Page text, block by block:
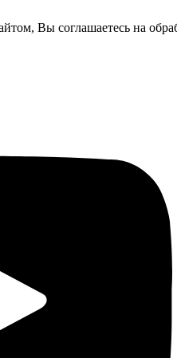
Вы соглашаетесь на